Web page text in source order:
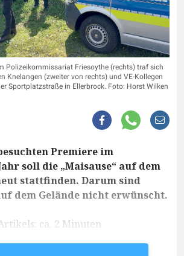
Polizeikommissariat Friesoythe (rechts) traf sich
Knelangen (zweiter von rechts) und VE-Kollegen
Sportplatzstraße in Ellerbrock. Foto: Horst Wilken
Premiere im
soll die „Maisause“ auf dem
stattfinden. Darum sind
dem Gelände nicht erwünscht.
ca. 2 Minuten